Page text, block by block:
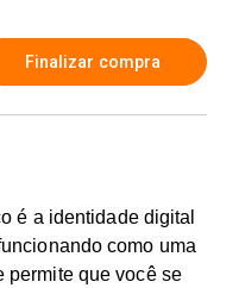
é a identidade digital
como uma
permite que você se